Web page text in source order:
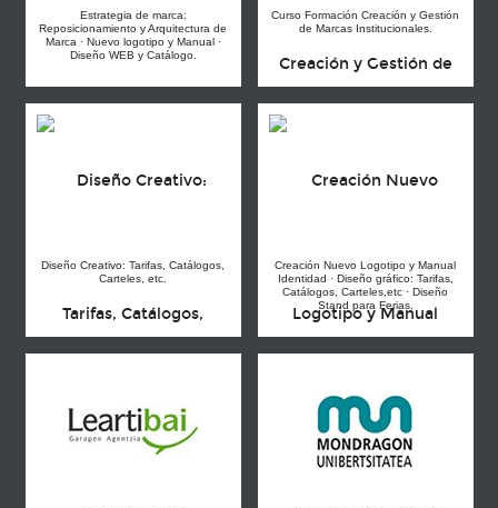
Estrategia de marca:
Reposicionamiento y Arquitectura de
Marca · Nuevo logotipo y Manual ·
Diseño WEB y Catálogo.
Curso Formación Creación y Gestión
de Marcas Institucionales.
Diseño Creativo: Tarifas, Catálogos,
Carteles, etc.
Creación Nuevo Logotipo y Manual
Identidad · Diseño gráfico: Tarifas,
Catálogos, Carteles,etc · Diseño
Stand para Ferias.